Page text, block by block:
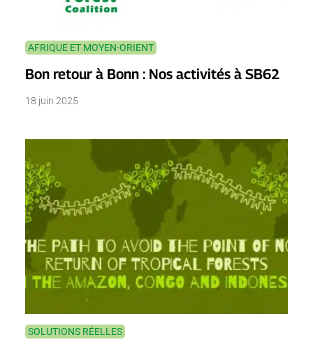
AFRIQUE ET MOYEN-ORIENT
Bon retour à Bonn : Nos activités à SB62
18 juin 2025
SOLUTIONS RÉELLES